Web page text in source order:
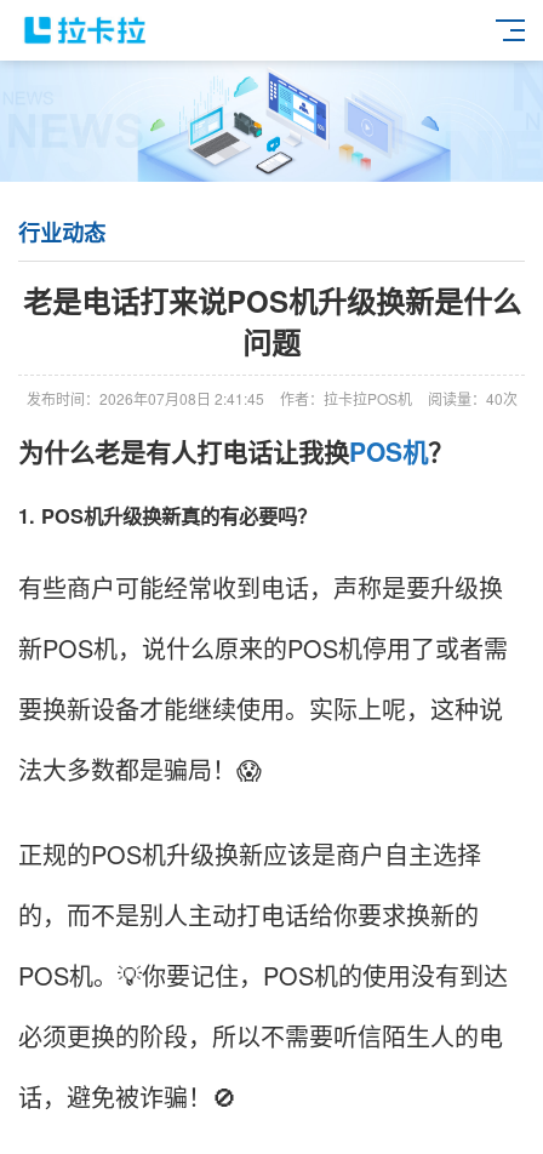
行业动态
老是电话打来说POS机升级换新是什么
问题
发布时间：2026年07月08日 2:41:45 作者：拉卡拉POS机 阅读量：40次
为什么老是有人打电话让我换POS机？
1. POS机升级换新真的有必要吗？
有些商户可能经常收到电话，声称是要升级换
新POS机，说什么原来的POS机停用了或者需
要换新设备才能继续使用。实际上呢，这种说
法大多数都是骗局！😱
正规的POS机升级换新应该是商户自主选择
的，而不是别人主动打电话给你要求换新的
POS机。💡你要记住，POS机的使用没有到达
必须更换的阶段，所以不需要听信陌生人的电
话，避免被诈骗！🚫